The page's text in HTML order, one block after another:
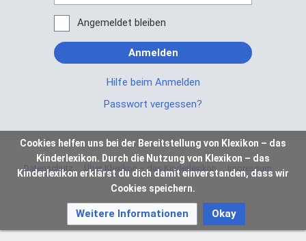
Angemeldet bleiben
Anmelden
Hilfe beim Anmelden
Passwort vergessen?
Datenschutz Über Klexikon – das Kinderlexikon Impressum
Cookies helfen uns bei der Bereitstellung von Klexikon – das
Kinderlexikon. Durch die Nutzung von Klexikon – das
Kinderlexikon erklärst du dich damit einverstanden, dass wir
Cookies speichern.
Weitere Informationen Okay